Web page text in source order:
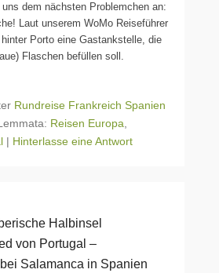
uns dem nächsten Problemchen an:
Laut unserem WoMo Reiseführer
Porto eine Gastankstelle, die
Flaschen befüllen soll.
Rundreise Frankreich Spanien
Reisen Europa
| Hinterlasse eine Antwort
Halbinsel
von Portugal –
Salamanca in Spanien